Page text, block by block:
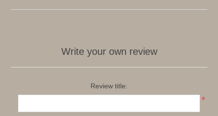
Write your own review
Review title:
*